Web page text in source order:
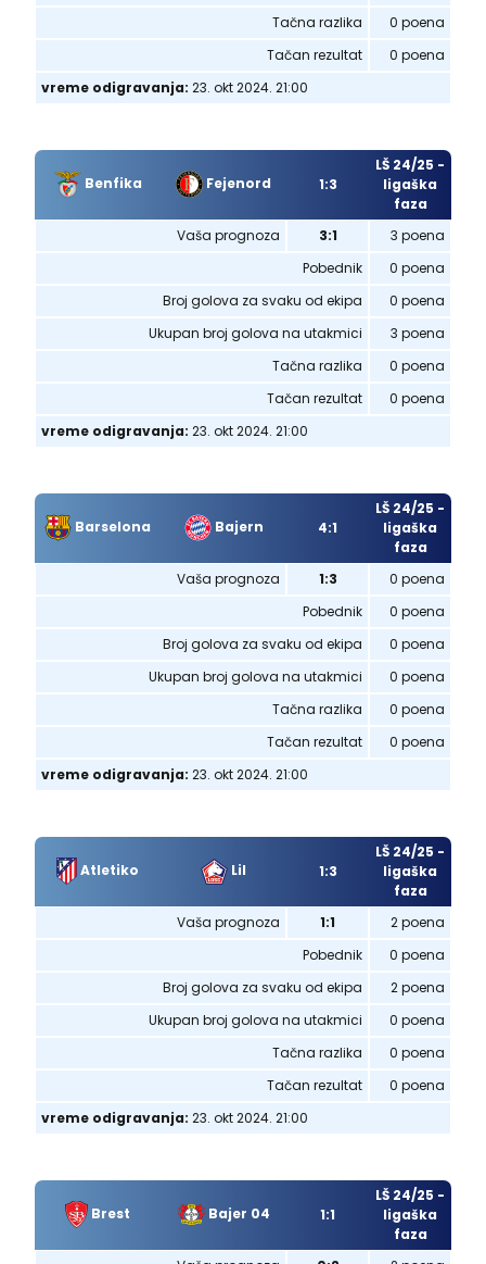
Tačna razlika
0 poena
Tačan rezultat
0 poena
vreme odigravanja: 23. okt 2024. 21:00
Benfika Fejenord 1:3
LŠ 24/25 -
ligaška
faza
Vaša prognoza
3:1
3 poena
Pobednik
0 poena
Broj golova za svaku od ekipa
0 poena
Ukupan broj golova na utakmici
3 poena
Tačna razlika
0 poena
Tačan rezultat
0 poena
vreme odigravanja: 23. okt 2024. 21:00
Barselona Bajern 4:1
LŠ 24/25 -
ligaška
faza
Vaša prognoza
1:3
0 poena
Pobednik
0 poena
Broj golova za svaku od ekipa
0 poena
Ukupan broj golova na utakmici
0 poena
Tačna razlika
0 poena
Tačan rezultat
0 poena
vreme odigravanja: 23. okt 2024. 21:00
Atletiko Lil 1:3
LŠ 24/25 -
ligaška
faza
Vaša prognoza
1:1
2 poena
Pobednik
0 poena
Broj golova za svaku od ekipa
2 poena
Ukupan broj golova na utakmici
0 poena
Tačna razlika
0 poena
Tačan rezultat
0 poena
vreme odigravanja: 23. okt 2024. 21:00
Brest Bajer 04 1:1
LŠ 24/25 -
ligaška
faza